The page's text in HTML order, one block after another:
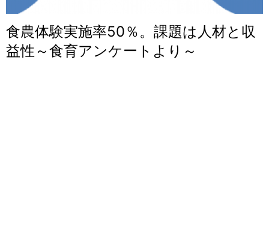
食農体験実施率50％。課題は人材と収
益性～食育アンケートより～